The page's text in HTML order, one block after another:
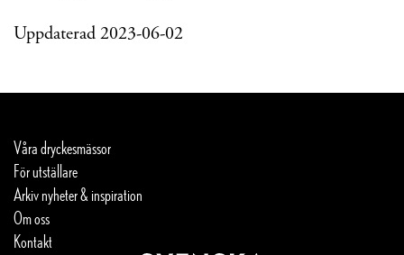
Uppdaterad 2023-06-02
Våra dryckesmässor
För utställare
Arkiv nyheter & inspiration
Om oss
Kontakt